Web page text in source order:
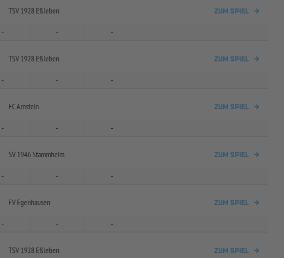
TSV 1928 Eßleben ZUM SPIEL
- - -
TSV 1928 Eßleben ZUM SPIEL
- - -
FC Arnstein ZUM SPIEL
- - -
SV 1946 Stammheim ZUM SPIEL
- - -
FV Egenhausen ZUM SPIEL
- - -
TSV 1928 Eßleben ZUM SPIEL